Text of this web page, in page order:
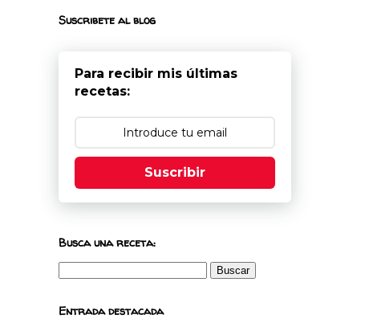
Suscribete al blog
Para recibir mis últimas
recetas:
Suscribir
Busca una receta:
Entrada destacada